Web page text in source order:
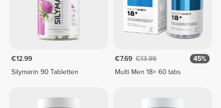
€12.99
Silymarin 90 Tabletten
€7.69 €13.99
45%
Multi Men 18+ 60 tabs